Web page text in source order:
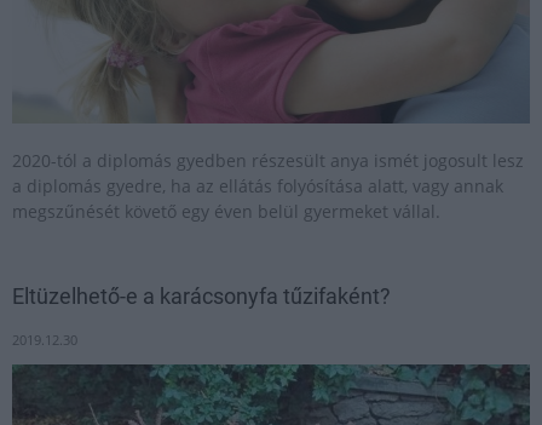
2020-tól a diplomás gyedben részesült anya ismét jogosult lesz
a diplomás gyedre, ha az ellátás folyósítása alatt, vagy annak
megszűnését követő egy éven belül gyermeket vállal.
Eltüzelhető-e a karácsonyfa tűzifaként?
2019.12.30